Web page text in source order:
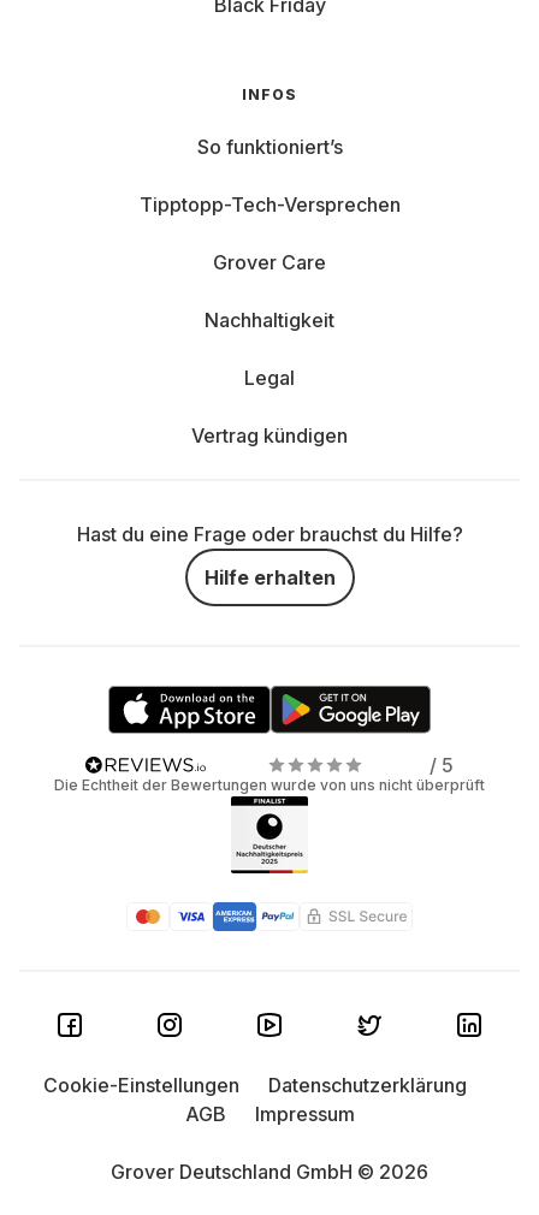
Black Friday
INFOS
So funktioniert’s
Tipptopp-Tech-Versprechen
Grover Care
Nachhaltigkeit
Legal
Vertrag kündigen
Hast du eine Frage oder brauchst du Hilfe?
Hilfe erhalten
/ 5
Die Echtheit der Bewertungen wurde von uns nicht überprüft
Grover Deutschland GmbH © 2026
Cookie-Einstellungen
Datenschutzerklärung
AGB
Impressum